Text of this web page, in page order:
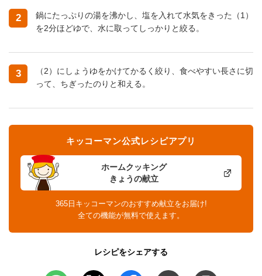
2
鍋にたっぷりの湯を沸かし、塩を入れて水気をきった（1）
を2分ほどゆで、水に取ってしっかりと絞る。
3
（2）にしょうゆをかけてかるく絞り、食べやすい長さに切
って、ちぎったのりと和える。
ホームクッキング
きょうの献立
キッコーマン公式レシピアプリ
365日キッコーマンのおすすめ献立をお届け!
全ての機能が無料で使えます。
レシピをシェアする